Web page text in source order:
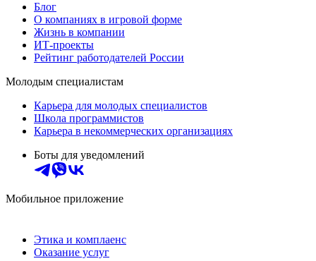
Блог
О компаниях в игровой форме
Жизнь в компании
ИТ-проекты
Рейтинг работодателей России
Молодым специалистам
Карьера для молодых специалистов
Школа программистов
Карьера в некоммерческих организациях
Боты для уведомлений
Мобильное приложение
Этика и комплаенс
Оказание услуг